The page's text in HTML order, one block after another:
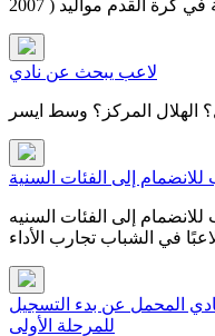
لاعب يبحث عن نادي
الهلال المركز؟ وسط ايسر
للانضمام إلى الفئات السنية
إلى الفئات السنيه
المحمل عن بدء التسجيل
للمرحلة الأولى